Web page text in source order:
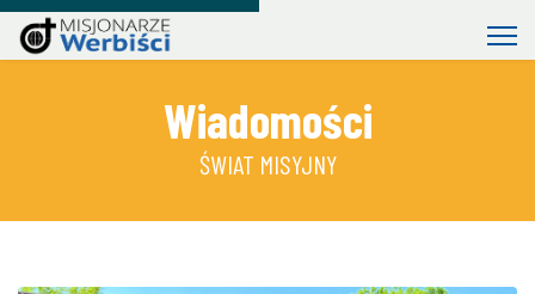
Wiadomości
ŚWIAT MISYJNY